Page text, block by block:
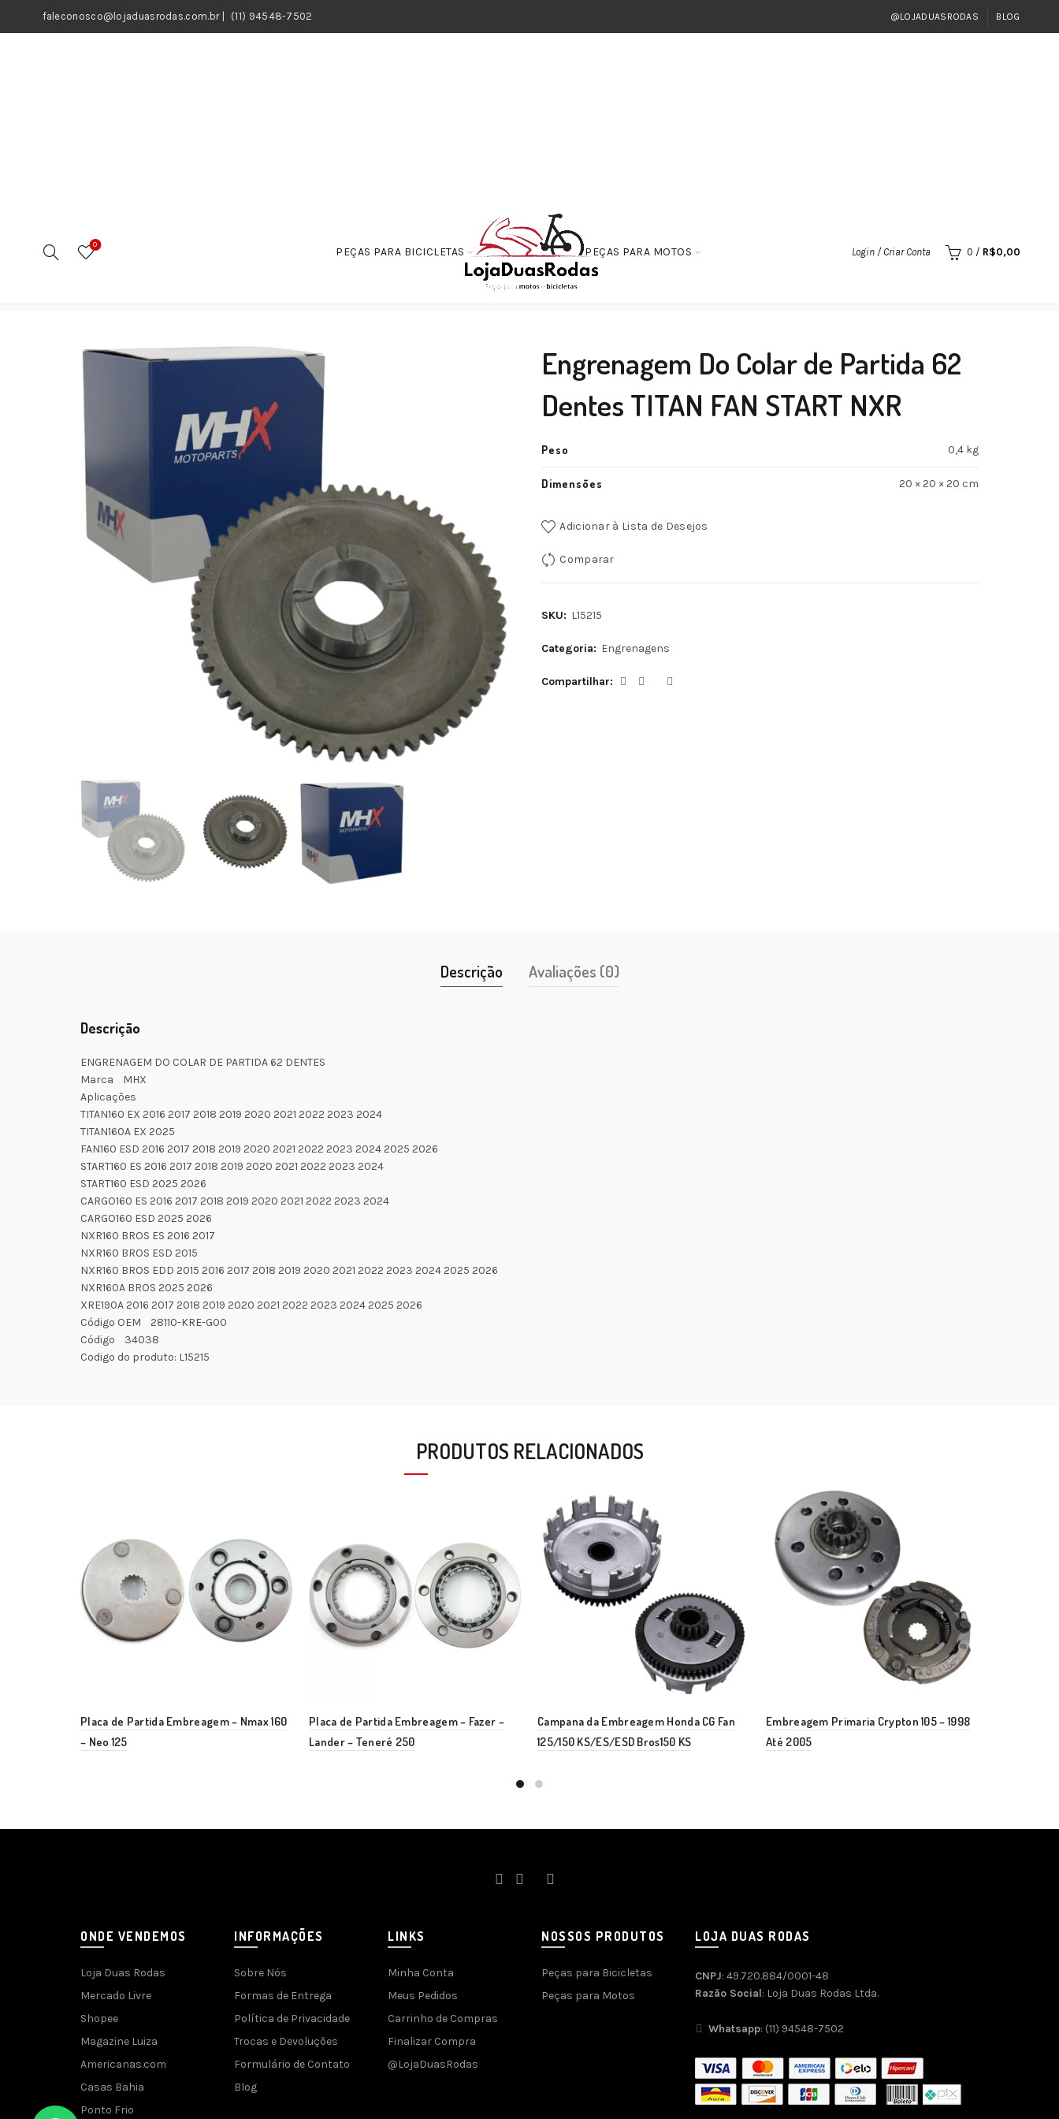
faleconosco@lojaduasrodas.com.br| (11) 94548-7502 @LOJADUASRODAS BLOG
0
PEÇAS PARA BICICLETAS PEÇAS PARA MOTOS Login / Criar Conta 0 / R$0,00
Engrenagem Do Colar de Partida 62 Dentes TITAN FAN START NXR
Engrenagem Do Colar de Partida 62
Dentes TITAN FAN START NXR
Peso 0,4 kg
Dimensões 20 × 20 × 20 cm
Adicionar à Lista de Desejos
Comparar
SKU: L15215
Categoria: Engrenagens
Compartilhar
Descrição Avaliações (0)
Descrição
ENGRENAGEM DO COLAR DE PARTIDA 62 DENTES
Marca MHX
Aplicações
TITAN160 EX 2016 2017 2018 2019 2020 2021 2022 2023 2024
TITAN160A EX 2025
FAN160 ESD 2016 2017 2018 2019 2020 2021 2022 2023 2024 2025 2026
START160 ES 2016 2017 2018 2019 2020 2021 2022 2023 2024
START160 ESD 2025 2026
CARGO160 ES 2016 2017 2018 2019 2020 2021 2022 2023 2024
CARGO160 ESD 2025 2026
NXR160 BROS ES 2016 2017
NXR160 BROS ESD 2015
NXR160 BROS EDD 2015 2016 2017 2018 2019 2020 2021 2022 2023 2024 2025 2026
NXR160A BROS 2025 2026
XRE190A 2016 2017 2018 2019 2020 2021 2022 2023 2024 2025 2026
Código OEM 28110-KRE-G00
Código 34038
Codigo do produto: L15215
PRODUTOS RELACIONADOS
Placa de Partida Embreagem – Nmax 160
– Neo 125
Placa de Partida Embreagem – Fazer –
Lander – Teneré 250
Campana da Embreagem Honda CG Fan
125/150 KS/ES/ESD Bros150 KS
Embreagem Primaria Crypton 105 – 1998
Até 2005
ONDE VENDEMOS
Loja Duas Rodas
Mercado Livre
Shopee
Magazine Luiza
Americanas.com
Casas Bahia
Ponto Frio
INFORMAÇÕES
Sobre Nós
Formas de Entrega
Política de Privacidade
Trocas e Devoluções
Formulário de Contato
Blog
LINKS
Minha Conta
Meus Pedidos
Carrinho de Compras
Finalizar Compra
@LojaDuasRodas
NOSSOS PRODUTOS
Peças para Bicicletas
Peças para Motos
LOJA DUAS RODAS
CNPJ: 49.720.884/0001-48
Razão Social: Loja Duas Rodas Ltda.
Whatsapp: (11) 94548-7502